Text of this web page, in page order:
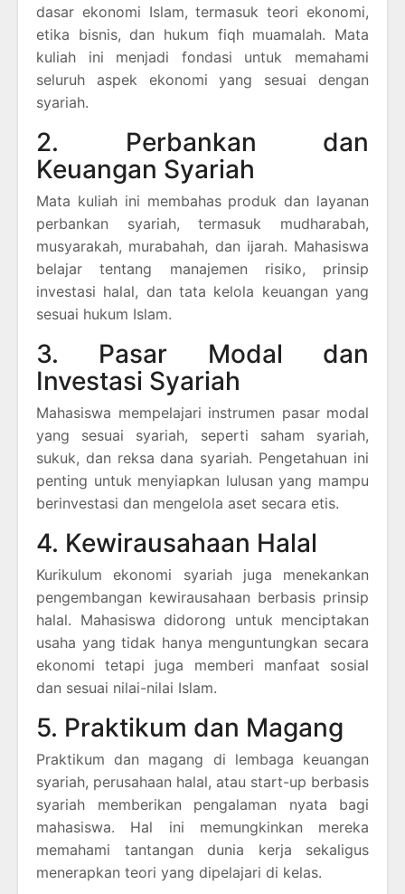
dasar ekonomi Islam, termasuk teori ekonomi,
etika bisnis, dan hukum fiqh muamalah. Mata
kuliah ini menjadi fondasi untuk memahami
seluruh aspek ekonomi yang sesuai dengan
syariah.
2. Perbankan dan
Keuangan Syariah
Mata kuliah ini membahas produk dan layanan
perbankan syariah, termasuk mudharabah,
musyarakah, murabahah, dan ijarah. Mahasiswa
belajar tentang manajemen risiko, prinsip
investasi halal, dan tata kelola keuangan yang
sesuai hukum Islam.
3. Pasar Modal dan
Investasi Syariah
Mahasiswa mempelajari instrumen pasar modal
yang sesuai syariah, seperti saham syariah,
sukuk, dan reksa dana syariah. Pengetahuan ini
penting untuk menyiapkan lulusan yang mampu
berinvestasi dan mengelola aset secara etis.
4. Kewirausahaan Halal
Kurikulum ekonomi syariah juga menekankan
pengembangan kewirausahaan berbasis prinsip
halal. Mahasiswa didorong untuk menciptakan
usaha yang tidak hanya menguntungkan secara
ekonomi tetapi juga memberi manfaat sosial
dan sesuai nilai-nilai Islam.
5. Praktikum dan Magang
Praktikum dan magang di lembaga keuangan
syariah, perusahaan halal, atau start-up berbasis
syariah memberikan pengalaman nyata bagi
mahasiswa. Hal ini memungkinkan mereka
memahami tantangan dunia kerja sekaligus
menerapkan teori yang dipelajari di kelas.